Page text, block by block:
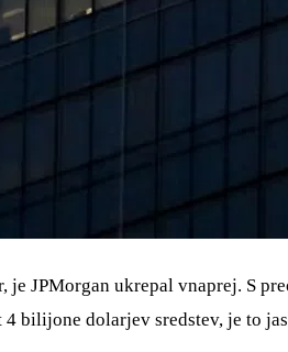
JPMorgan ukrepal vnaprej. S
dolarjev sredstev, je to